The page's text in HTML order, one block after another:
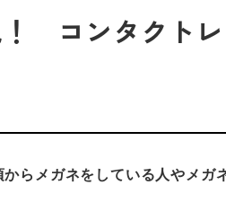
コンタクト
らメガネをしている人やメ